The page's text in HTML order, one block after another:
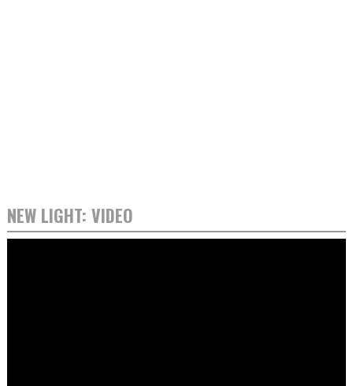
NEW LIGHT: VIDEO